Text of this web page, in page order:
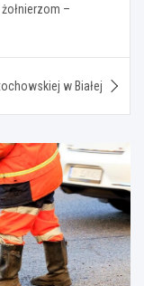
–
w Białej